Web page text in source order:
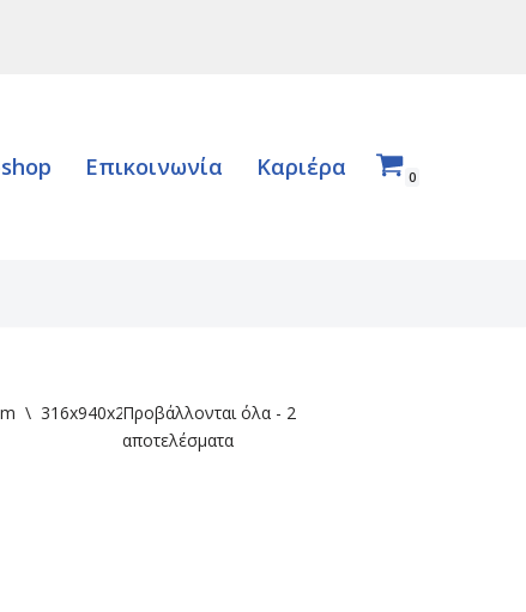
Επικοινωνία Καριέρα 0
\ 316x940x224Προβάλλονται όλα - 2
αποτελέσματα